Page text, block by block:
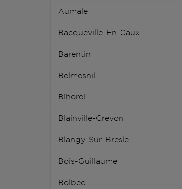
Aumale
Bacqueville-En-Caux
Barentin
Belmesnil
Bihorel
Blainville-Crevon
Blangy-Sur-Bresle
Bois-Guillaume
Bolbec